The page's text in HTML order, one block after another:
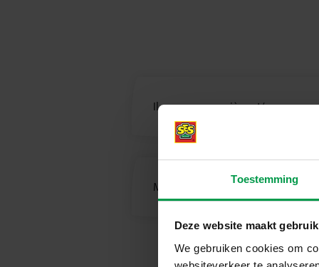
Toestemming
Deze website maakt
We gebruiken cookies om
Il manque une pièce et/ou mon
Manuel/instruction manquant(e) ?